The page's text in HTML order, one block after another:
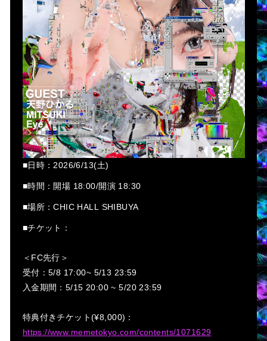
■日時：2026/6/13(土)
■時間：開場 18:00/開演 18:30
■場所：CHIC HALL SHIBUYA
■チケット ：
＜FC先行＞
受付：5/8 17:00~ 5/13 23:59
入金期間：5/15 20:00 ~ 5/20 23:59
特典付きチケット(¥8,000)：
https://www.memetokyo.com/contents/1071629